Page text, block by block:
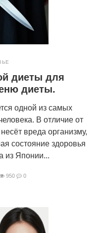
диеты для
диеты.
одной из самых
В отличие от
вреда организму,
состояние здоровья
из Японии...
950 0